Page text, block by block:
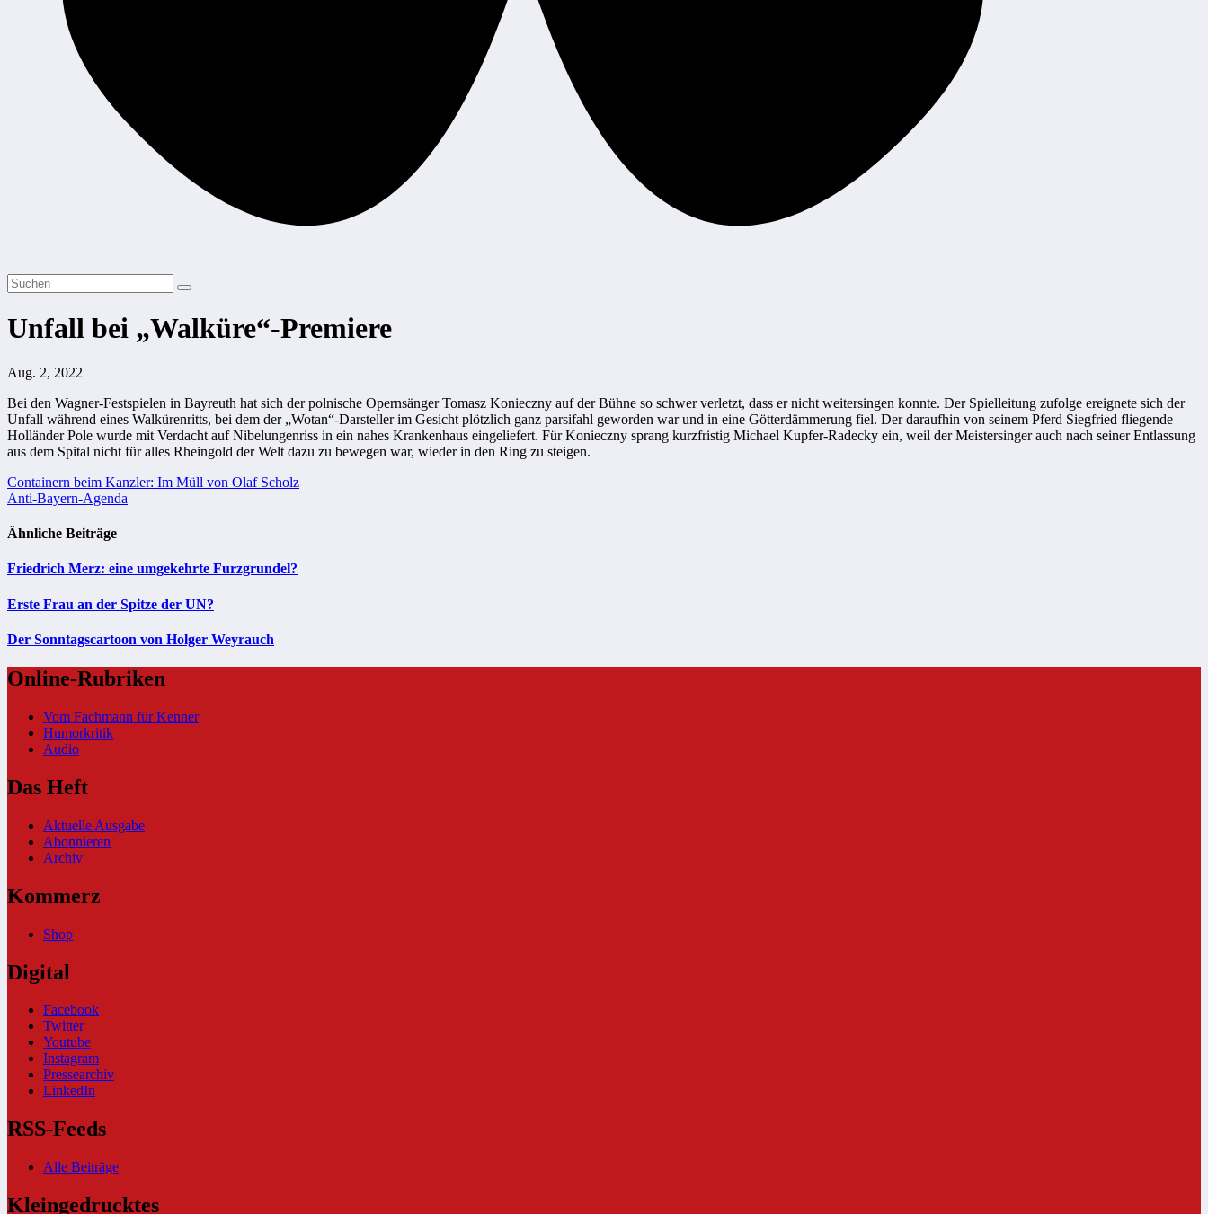
Unfall bei „Walküre“-Premiere
Aug. 2, 2022
Bei den Wagner-Festspielen in Bayreuth hat sich der polnische Opernsänger Tomasz Konieczny auf der Bühne so schwer verletzt, dass er nicht weitersingen konnte. Der Spielleitung zufolge ereignete sich der
Unfall während eines Walkürenritts, bei dem der „Wotan“-Darsteller im Gesicht plötzlich ganz parsifahl geworden war und in eine Götterdämmerung fiel. Der daraufhin von seinem Pferd Siegfried fliegende
HolländerPole wurde mit Verdacht auf Nibelungenriss in ein nahes Krankenhaus eingeliefert. Für Konieczny sprang kurzfristig Michael Kupfer-Radecky ein, weil der Meistersinger auch nach seiner Entlassung
aus dem Spital nicht für alles Rheingold der Welt dazu zu bewegen war, wieder in den Ring zu steigen.
Beitragsnavigation
Containern beim Kanzler: Im Müll von Olaf Scholz
Anti-Bayern-Agenda
Ähnliche Beiträge
Friedrich Merz: eine umgekehrte Furzgrundel?
Erste Frau an der Spitze der UN?
Der Sonntagscartoon von Holger Weyrauch
Online-Rubriken
Vom Fachmann für Kenner
Humorkritik
Audio
Das Heft
Aktuelle Ausgabe
Abonnieren
Archiv
Kommerz
Shop
Digital
Facebook
Twitter
Youtube
Instagram
Pressearchiv
LinkedIn
RSS-Feeds
Alle Beiträge
Kleingedrucktes